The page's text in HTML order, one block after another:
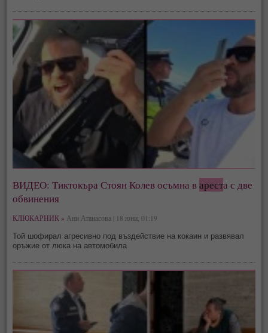
ВИДЕО: Тиктокъра Стоян Колев осъмна вареста с две
обвинения
КЛЮКАРНИК » Ани Атанасова | 18 юни, 01:19
Той шофирал агресивно под въздействие на кокаин и развявал
оръжие от люка на автомобила